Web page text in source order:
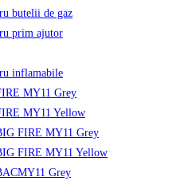
butelii de gaz
prim ajutor
inflamabile
MY11 Grey
MY11 Yellow
FIRE MY11 Grey
FIRE MY11 Yellow
Grey